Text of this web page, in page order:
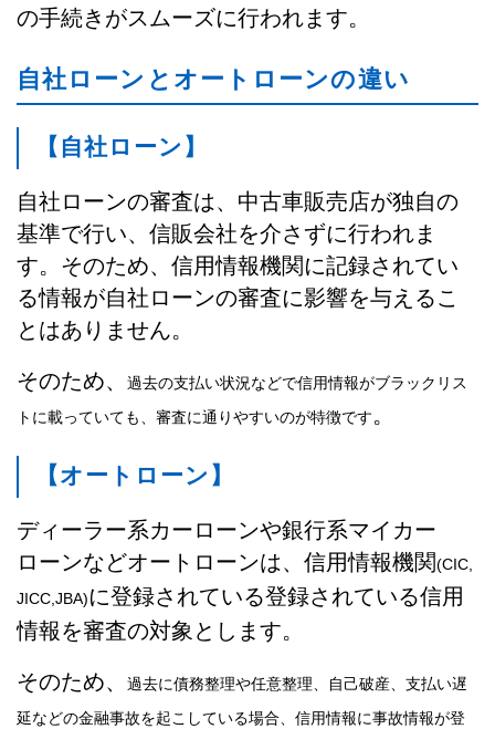
の手続きがスムーズに行われます。
自社ローンとオートローンの違い
【自社ローン】
自社ローンの審査は、中古車販売店が独自の
基準で行い、信販会社を介さずに行われま
す。そのため、信用情報機関に記録されてい
る情報が自社ローンの審査に影響を与えるこ
とはありません。
そのため、
過去の支払い状況などで信用情報がブラックリス
トに載っていても、審査に通りやすいのが特徴です。
【オートローン】
ディーラー系カーローンや銀行系マイカー
ローンなどオートローンは、信用情報機関(CIC,
JICC,JBA)に登録されている登録されている信用
情報を審査の対象とします。
そのため、
過去に債務整理や任意整理、自己破産、支払い遅
延などの金融事故を起こしている場合、信用情報に事故情報が登